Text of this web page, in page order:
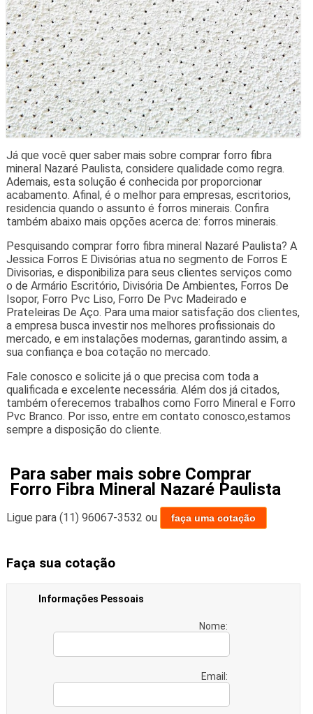
Já que você quer saber mais sobre comprar forro fibra
mineral Nazaré Paulista, considere qualidade como regra.
Ademais, esta solução é conhecida por proporcionar
acabamento. Afinal, é o melhor para empresas, escritorios,
residencia quando o assunto é forros minerais. Confira
também abaixo mais opções acerca de: forros minerais.
Pesquisando comprar forro fibra mineral Nazaré Paulista? A
Jessica Forros E Divisórias atua no segmento de Forros E
Divisorias, e disponibiliza para seus clientes serviços como
o de Armário Escritório, Divisória De Ambientes, Forros De
Isopor, Forro Pvc Liso, Forro De Pvc Madeirado e
Prateleiras De Aço. Para uma maior satisfação dos clientes,
a empresa busca investir nos melhores profissionais do
mercado, e em instalações modernas, garantindo assim, a
sua confiança e boa cotação no mercado.
Fale conosco e solicite já o que precisa com toda a
qualificada e excelente necessária. Além dos já citados,
também oferecemos trabalhos como Forro Mineral e Forro
Pvc Branco. Por isso, entre em contato conosco,estamos
sempre a disposição do cliente.
Para saber mais sobre Comprar
Forro Fibra Mineral Nazaré Paulista
Ligue para (11) 96067-3532 ou faça uma cotação
Faça sua cotação
Informações Pessoais
Nome:
Email: